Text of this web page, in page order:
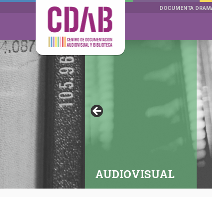
DOCUMENTA
AUDIOVISUAL